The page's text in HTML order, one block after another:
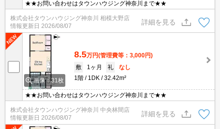
★★お問い合わせはタウンハウジング神奈川まで★★
株式会社タウンハウジング神奈川 相模大野店
情報更新日 2026/08/07
詳細を見る
画像：31枚
8.5万円(管理費等：3,000円)
敷
1ヶ月 礼
なし
1階
1DK 32.42m²
★★お問い合わせはタウンハウジング神奈川まで★★
株式会社タウンハウジング神奈川 中央林間店
情報更新日 2026/08/07
詳細を見る